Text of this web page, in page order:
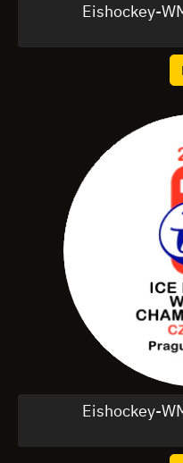
Eishockey-
Eishockey-